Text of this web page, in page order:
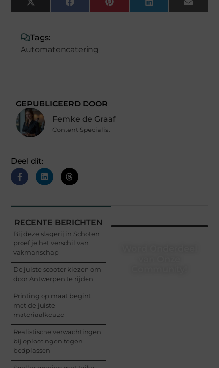
X
(Twitter)
FacebookPinterestLinkedIn Email
Tags:
Automatencatering
GEPUBLICEERD DOOR
Femke de Graaf
Content Specialist
Deel dit:
RECENTE BERICHTEN
Bij deze slagerij in Schoten
proef je het verschil van
vakmanschap
De juiste scooter kiezen om
door Antwerpen te rijden
Printing op maat begint
met de juiste
materiaalkeuze
Realistische verwachtingen
bij oplossingen tegen
bedplassen